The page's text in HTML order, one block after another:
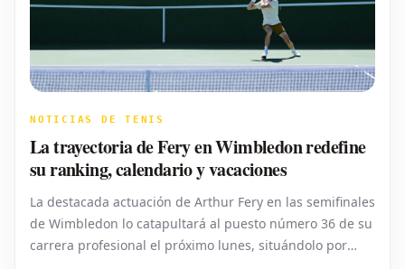
NOTICIAS DE TENIS
La trayectoria de Fery en Wimbledon redefine
su ranking, calendario y vacaciones
La destacada actuación de Arthur Fery en las semifinales
de Wimbledon lo catapultará al puesto número 36 de su
carrera profesional el próximo lunes, situándolo por